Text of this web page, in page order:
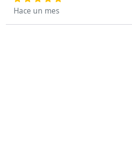
Hace un mes